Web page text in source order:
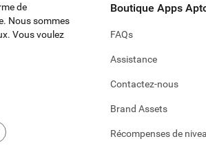
de
Nous sommes
Vous voulez
Boutique Apps
FAQs
Assistance
Contactez-nous
Brand Assets
Récompenses de